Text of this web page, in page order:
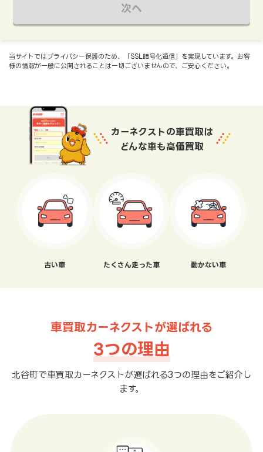
次へ
当サイトではプライバシー保護のため、「SSL暗号化通信」を実現しています。お客
様の情報が一般に公開されることは一切ございませんので、ご安心ください。
カーネクストの車買取は
どんな車も高価買取
古い車 たくさん走った車 動かない車
車買取カーネクストが選ばれる
3つの理由
北谷町で車買取カーネクストが選ばれる3つの理由をご紹介し
ます。